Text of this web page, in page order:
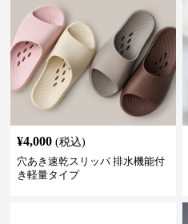
¥4,000 (税込)
穴あき速乾スリッパ 排水機能付
き軽量タイプ